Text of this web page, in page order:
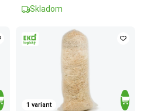
Skladom
1 variant